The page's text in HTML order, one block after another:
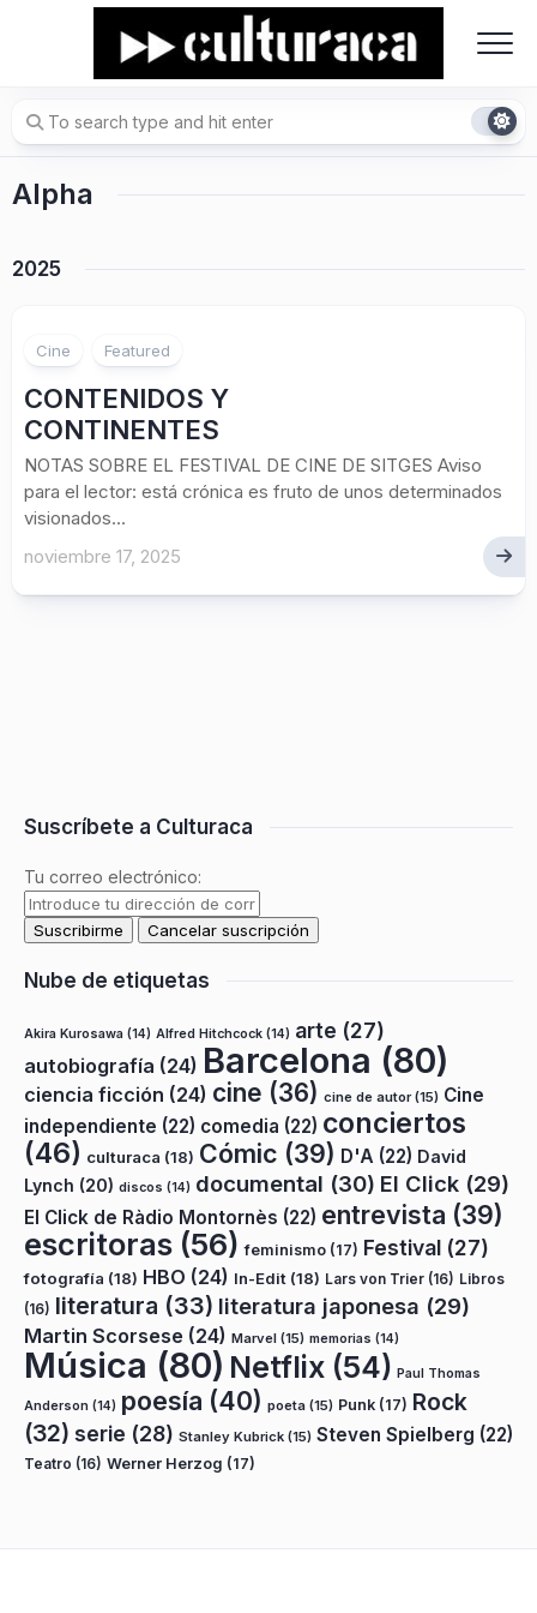
Alpha
2025
Cine Featured
CONTENIDOS Y
CONTINENTES
NOTAS SOBRE EL FESTIVAL DE CINE DE SITGES Aviso
para el lector: está crónica es fruto de unos determinados
visionados...
noviembre 17, 2025
Suscríbete a Culturaca
Tu correo electrónico:
Nube de etiquetas
Akira Kurosawa (14) Alfred Hitchcock (14) arte (27)
autobiografía (24) Barcelona (80)
ciencia ficción (24) cine (36) cine de autor(15) Cine
independiente (22) comedia (22) conciertos
(46) culturaca (18) Cómic (39) D'A (22) David
Lynch (20) discos (14) documental (30) El Click (29)
El Click de Ràdio Montornès (22) entrevista (39)
escritoras (56) feminismo (17) Festival (27)
fotografía (18) HBO (24) In-Edit (18) Lars von Trier (16) Libros
(16) literatura (33) literatura japonesa (29)
Martin Scorsese (24) Marvel (15) memorias (14)
Música (80) Netflix (54) Paul Thomas
Anderson (14) poesía (40) poeta (15) Punk (17) Rock
(32) serie (28) Stanley Kubrick (15) Steven Spielberg (22)
Teatro (16) Werner Herzog (17)